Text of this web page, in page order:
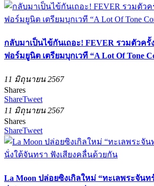
กลับมาเป็นไข้กันเถอะ! FEVER รวมตัวครั้
ฟอร์มยูนิต เตรียมบุกเวที “A Lot Of Tone
11 มิถุนายน 2567
Shares
ShareTweet
11 มิถุนายน 2567
Shares
ShareTweet
La Moon ปล่อยซิงเกิลใหม่ “ทะเลพระจัน